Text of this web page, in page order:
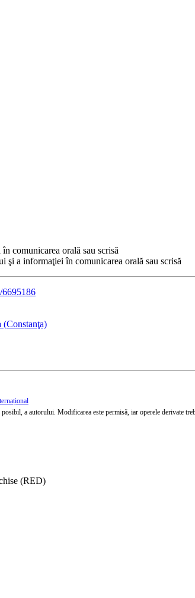
comunicarea orală sau scrisă
şi a informaţiei în comunicarea orală sau scrisă
6695186
a autorului. Modificarea este permisă, iar operele derivate
(RED)